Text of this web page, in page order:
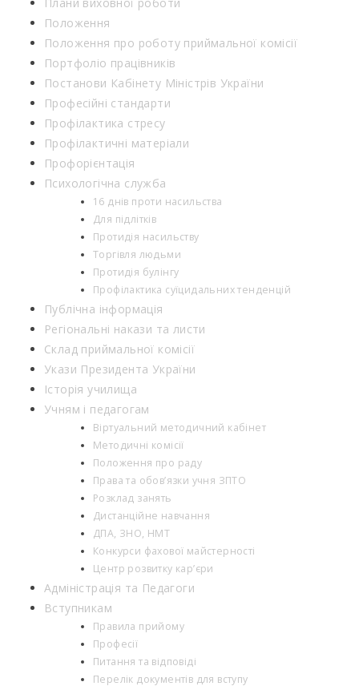
Положення
Положення про роботу приймальної комісії
Портфоліо працівників
Постанови Кабінету Міністрів України
Професійні стандарти
Профілактика стресу
Профілактичні матеріали
Профорієнтація
Психологічна служба
16 днів проти насильства
Для підлітків
Протидія насильству
Торгівля людьми
Протидія булінгу
Профілактика суїцидальних тенденцій
Публічна інформація
Регіональні накази та листи
Склад приймальної комісії
Укази Президента України
Історія училища
Учням і педагогам
Віртуальний методичний кабінет
Методичні комісії
Положення про раду
Права та обов’язки учня ЗПТО
Розклад занять
Дистанційне навчання
ДПА, ЗНО, НМТ
Конкурси фахової майстерності
Центр розвитку кар’єри
Адміністрація та Педагоги
Вступникам
Правила прийому
Професії
Питання та відповіді
Перелік документів для вступу